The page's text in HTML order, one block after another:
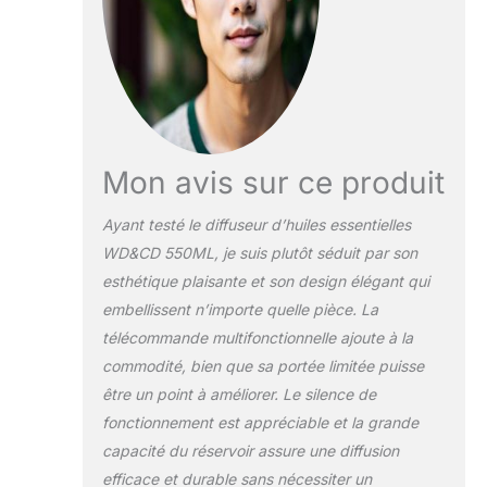
changement de
couleur). Brume
Fraîche & Whisper
Quiet : La
technologie à
ultrasons produit
maintient votre
propre et bien
hydraté. Une
atmosphère
silencieuse de
peut créer un
environnement de
sommeil plus calme.
Sans BPA & Arrêt
Automatique Aans
Mon avis sur ce produit
Ayant testé le diffuseur d’huiles essentielles
WD&CD 550ML, je suis plutôt séduit par son
esthétique plaisante et son design élégant qui
embellissent n’importe quelle pièce. La
télécommande multifonctionnelle ajoute à la
commodité, bien que sa portée limitée puisse
être un point à améliorer. Le silence de
fonctionnement est appréciable et la grande
capacité du réservoir assure une diffusion
efficace et durable sans nécessiter un